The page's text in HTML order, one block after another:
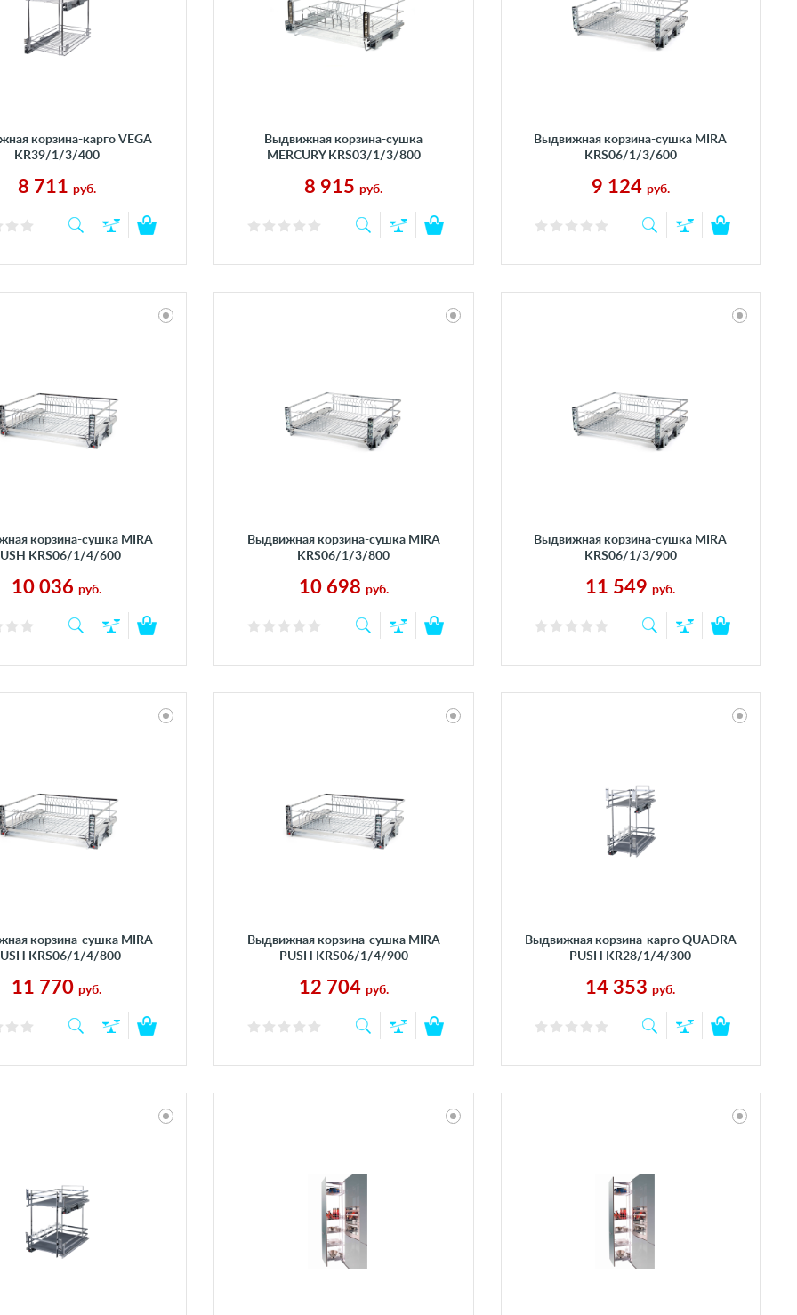
корзина-карго VEGA
KR39/1/3/400
8 711 руб.
Выдвижная корзина-сушка
MERCURY KRS03/1/3/800
8 915 руб.
Выдвижная корзина-сушка MIRA
KRS06/1/3/600
9 124 руб.
корзина-сушка MIRA
KRS06/1/4/600
10 036 руб.
Выдвижная корзина-сушка MIRA
KRS06/1/3/800
10 698 руб.
Выдвижная корзина-сушка MIRA
KRS06/1/3/900
11 549 руб.
корзина-сушка MIRA
KRS06/1/4/800
11 770 руб.
Выдвижная корзина-сушка MIRA
PUSH KRS06/1/4/900
12 704 руб.
Выдвижная корзина-карго QUADRA
PUSH KR28/1/4/300
14 353 руб.